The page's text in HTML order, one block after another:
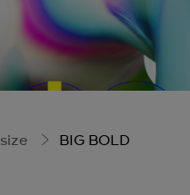
BIG BOLD